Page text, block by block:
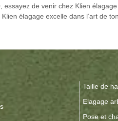
essayez de venir chez Klien
élagage excelle dans l’art de
Taille de
Elagage
Pose et